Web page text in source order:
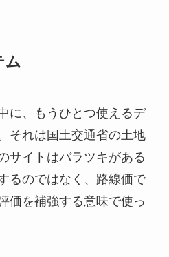
ム
に、もうひとつ使えるデ
それは国土交通省の土地
サイトはバラツキがある
るのではなく、路線価で
価を補強する意味で使っ